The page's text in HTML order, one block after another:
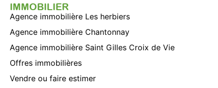
IMMOBILIER
Agence immobilière Les herbiers
Agence immobilière Chantonnay
Agence immobilière Saint Gilles Croix de Vie
Offres immobilières
Vendre ou faire estimer